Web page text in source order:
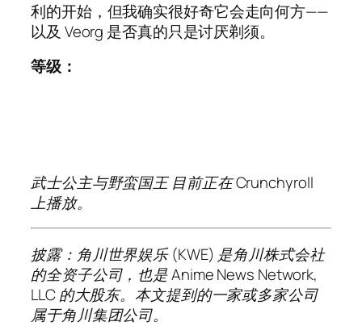
利的开始，但我确实很好奇它会走向何方——
以及 Veorg 是否真的只是讨厌剃须。
等级：
武士公主与野蛮国王目前正在 Crunchyroll
上播放。
披露：角川世界娱乐 (KWE) 是角川株式会社
的全资子公司，也是 Anime News Network,
LLC 的大股东。本文提到的一家或多家公司
属于角川集团公司。